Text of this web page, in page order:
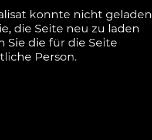
konnte nicht geladen
die Seite neu zu laden
Sie die für die Seite
Person.